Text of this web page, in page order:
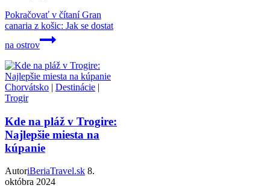
Pokračovať v čítaníGran
canaria z košic: Jak se dostat
na ostrov
Chorvátsko | Destinácie |
Trogir
Kde na pláž v Trogire:
Najlepšie miesta na
kúpanie
AutoriBeriaTravel.sk 8.
októbra 2024